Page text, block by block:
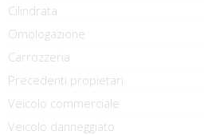
Cilindrata
Omologazione
Carrozzeria
Precedenti propietari
Veicolo commerciale
Veicolo danneggiato